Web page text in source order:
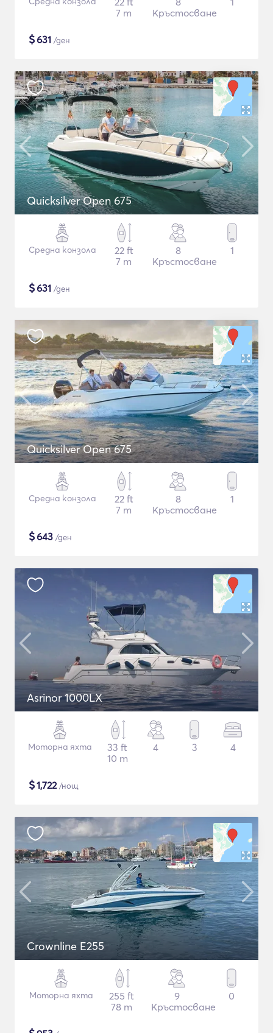
7 m
Кръстосване
$631 /ден
Quicksilver Open 675
Средна конзола
22 ft
7 m
8
Кръстосване
1
$631 /ден
Quicksilver Open 675
Средна конзола
22 ft
7 m
8
Кръстосване
1
$643 /ден
Asrinor 1000LX
Моторна яхта
33 ft
10 m
4 3 4
$1,722/нощ
Crownline E255
Моторна яхта
255 ft
78 m
9
Кръстосване
0